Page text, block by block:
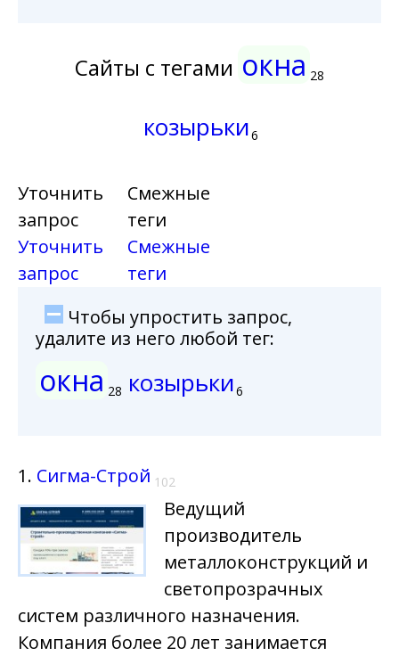
Сайты с тегами окна 28
козырьки6
Уточнить
запрос
Уточнить
запрос
Смежные
теги
Смежные
теги
Чтобы упростить запрос,
удалите из него любой тег:
окна 28 козырьки6
1. Сигма-Строй 102
Ведущий
производитель
металлоконструкций и
светопрозрачных
систем различного назначения.
Компания более 20 лет занимается